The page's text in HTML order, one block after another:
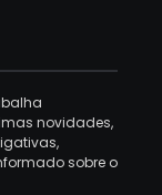
novidades,
sobre o